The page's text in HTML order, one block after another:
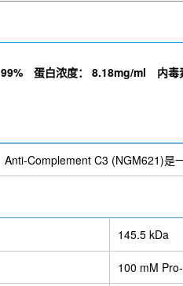
99% 蛋白浓度： 8.18mg/ml 内毒
Anti-Complement C3 (NGM621)是
145.5 kDa
100 mM